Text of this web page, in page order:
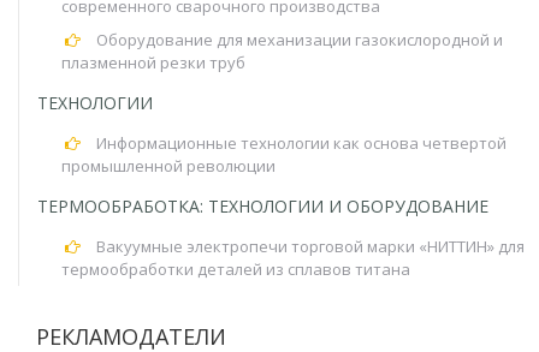
современного сварочного производства
Оборудование для механизации газокислородной и
плазменной резки труб
ТЕХНОЛОГИИ
Информационные технологии как основа четвертой
промышленной революции
ТЕРМООБРАБОТКА: ТЕХНОЛОГИИ И ОБОРУДОВАНИЕ
Вакуумные электропечи торговой марки «НИТТИН» для
термообработки деталей из сплавов титана
РЕКЛАМОДАТЕЛИ